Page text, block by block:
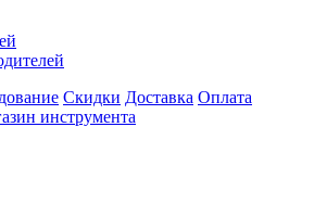
Скидки Доставка Оплата
инструмента